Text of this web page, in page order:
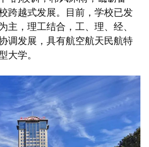
跨越式发展。目前，学校已发
主，理工结合，工、理、经、
调发展，具有航空航天民航特
大学。